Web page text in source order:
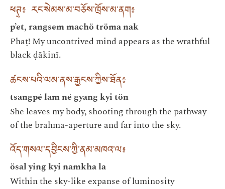
ཕཊ྄༔ རང་སེམས་མ་བཅོས་ཁྲོས་མ་ནག༔
p’et, rangsem machö tröma nak
Phaṭ! My uncontrived mind appears as the wrathful
black ḍākinī.
ཚངས་པའི་ལམ་ནས་རྒྱངས་ཀྱིས་ཐོན༔
tsangpé lam né gyang kyi tön
She leaves my body, shooting through the pathway
of the brahma-aperture and far into the sky.
འོད་གསལ་དབྱིངས་ཀྱི་ནམ་མཁའ་ལ༔
ösal ying kyi namkha la
Within the sky-like expanse of luminosity